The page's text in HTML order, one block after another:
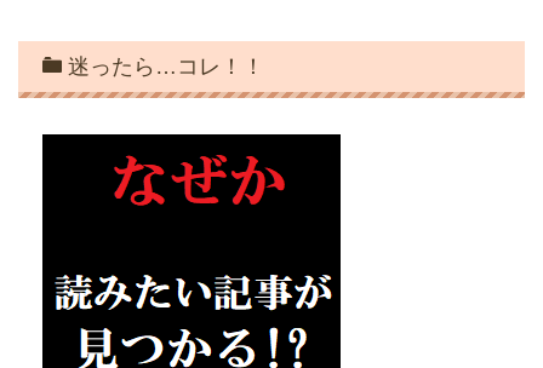
迷ったら…コレ！！